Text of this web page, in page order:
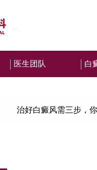
医生团队 白
治好白癜风需三步，